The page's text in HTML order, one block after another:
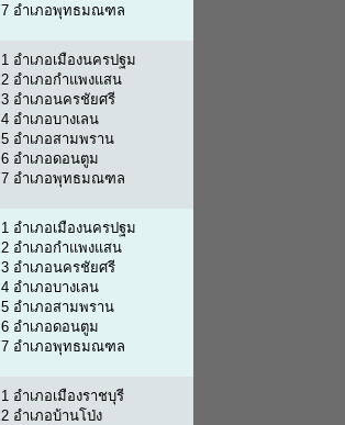
7 อำเภอพุทธมณฑล
1 อำเภอเมืองนครปฐม
2 อำเภอกำแพงแสน
3 อำเภอนครชัยศรี
4 อำเภอบางเลน
5 อำเภอสามพราน
6 อำเภอดอนตูม
7 อำเภอพุทธมณฑล
1 อำเภอเมืองนครปฐม
2 อำเภอกำแพงแสน
3 อำเภอนครชัยศรี
4 อำเภอบางเลน
5 อำเภอสามพราน
6 อำเภอดอนตูม
7 อำเภอพุทธมณฑล
1 อำเภอเมืองราชบุรี
2 อำเภอบ้านโป่ง